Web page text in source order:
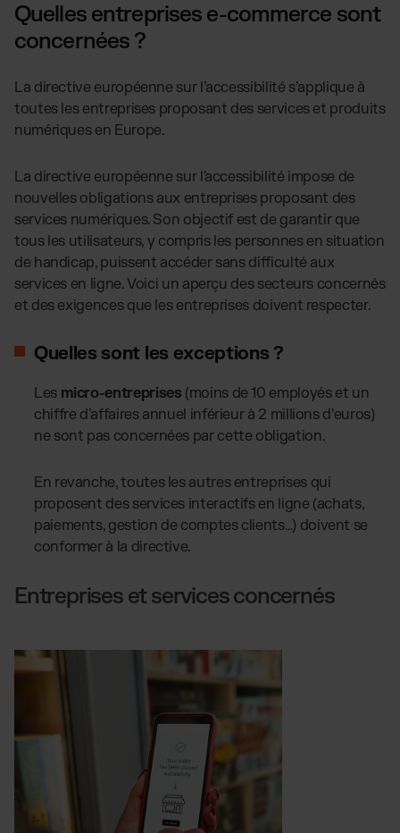
Quelles entreprises e-commerce sont
concernées ?
La directive européenne sur l’accessibilité s’applique à
toutes les entreprises proposant des services et produits
numériques en Europe.
La directive européenne sur l'accessibilité impose de
nouvelles obligations aux entreprises proposant des
services numériques. Son objectif est de garantir que
tous les utilisateurs, y compris les personnes en situation
de handicap, puissent accéder sans difficulté aux
services en ligne. Voici un aperçu des secteurs concernés
et des exigences que les entreprises doivent respecter.
Quelles sont les exceptions ?
Les micro-entreprises (moins de 10 employés et un
chiffre d’affaires annuel inférieur à 2 millions d’euros)
ne sont pas concernées par cette obligation.
En revanche, toutes les autres entreprises qui
proposent des services interactifs en ligne (achats,
paiements, gestion de comptes clients…) doivent se
conformer à la directive.
Entreprises et services concernés